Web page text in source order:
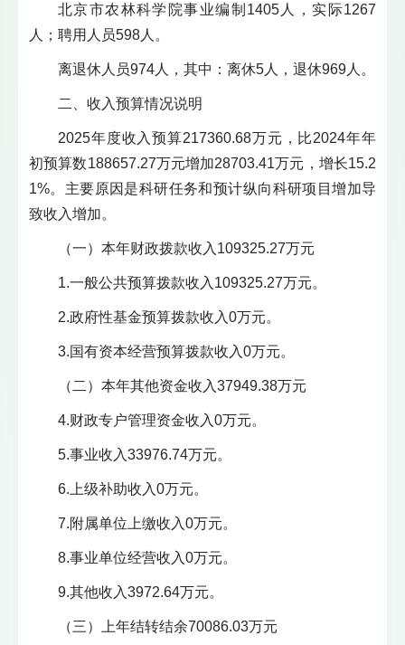
北京市农林科学院事业编制1405人，实际1267
人；聘用人员598人。
离退休人员974人，其中：离休5人，退休969人。
二、收入预算情况说明
2025年度收入预算217360.68万元，比2024年年
初预算数188657.27万元增加28703.41万元，增长15.2
1%。主要原因是科研任务和预计纵向科研项目增加导
致收入增加。
（一）本年财政拨款收入109325.27万元
1.一般公共预算拨款收入109325.27万元。
2.政府性基金预算拨款收入0万元。
3.国有资本经营预算拨款收入0万元。
（二）本年其他资金收入37949.38万元
4.财政专户管理资金收入0万元。
5.事业收入33976.74万元。
6.上级补助收入0万元。
7.附属单位上缴收入0万元。
8.事业单位经营收入0万元。
9.其他收入3972.64万元。
（三）上年结转结余70086.03万元